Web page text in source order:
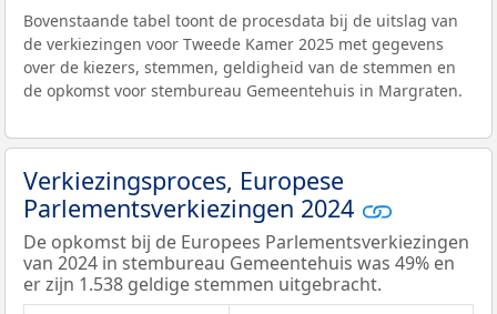
Bovenstaande tabel toont de procesdata bij de uitslag van
de verkiezingen voor Tweede Kamer 2025 met gegevens
over de kiezers, stemmen, geldigheid van de stemmen en
de opkomst voor stembureau Gemeentehuis in Margraten.
Verkiezingsproces, Europese
Parlementsverkiezingen 2024
De opkomst bij de Europees Parlementsverkiezingen
van 2024 in stembureau Gemeentehuis was 49% en
er zijn 1.538 geldige stemmen uitgebracht.